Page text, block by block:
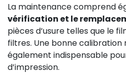
La maintenance comprend
vérification et le
pièces d’usure telles que le
filtres. Une bonne calibration
également indispensable
d’impression.